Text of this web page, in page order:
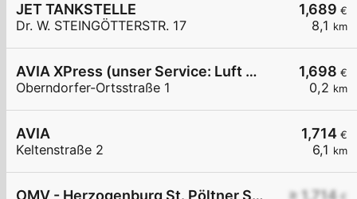
1,689 €
8,1 km
JET TANKSTELLE
Dr. W. STEINGÖTTERSTR. 17
1,698 €
0,2 km
AVIA XPress (unser Service: Luft und Wasser)
Oberndorfer-Ortsstraße 1
1,714 €
6,1 km
AVIA
Keltenstraße 2
≥ 1,714
OMV - Herzogenburg St. Pöltner Straße 54